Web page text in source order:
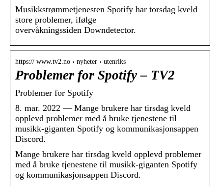
Musikkstrømmetjenesten Spotify har torsdag kveld
store problemer, ifølge
overvåkningssiden Downdetector.
https:// www.tv2.no › nyheter › utenriks
Problemer for Spotify – TV2
Problemer for Spotify
8. mar. 2022 — Mange brukere har tirsdag kveld
opplevd problemer med å bruke tjenestene til
musikk-giganten Spotify og kommunikasjonsappen
Discord.
Mange brukere har tirsdag kveld opplevd problemer
med å bruke tjenestene til musikk-giganten Spotify
og kommunikasjonsappen Discord.